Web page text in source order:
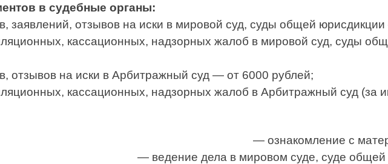
в судебные органы:
заявлений, отзывов на иски в мировой суд, суды общей
кассационных, надзорных жалоб в мировой суд, суды
отзывов на иски в Арбитражный суд — от 6000 рублей;
кассационных, надзорных жалоб в Арбитражный суд (за
— ознакомление с
— ведение дела в мировом суде, суде